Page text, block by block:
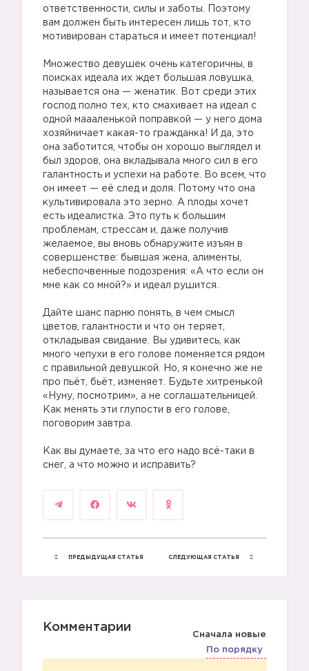
ответственности, силы и заботы. Поэтому
вам должен быть интересен лишь тот, кто
мотивирован стараться и имеет потенциал!
Множество девушек очень категоричны, в
поисках идеала их ждет большая ловушка,
называется она — женатик. Вот среди этих
господ полно тех, кто смахивает на идеал с
одной маааленькой поправкой — у него дома
хозяйничает какая-то гражданка! И да, это
она заботится, чтобы он хорошо выглядел и
был здоров, она вкладывала много сил в его
галантность и успехи на работе. Во всем, что
он имеет — её след и доля. Потому что она
культивировала это зерно. А плоды хочет
есть идеалистка. Это путь к большим
проблемам, стрессам и, даже получив
желаемое, вы вновь обнаружите изъян в
совершенстве: бывшая жена, алименты,
небеспочвенные подозрения: «А что если он
мне как со мной?» и идеал рушится.
Дайте шанс парню понять, в чем смысл
цветов, галантности и что он теряет,
откладывая свидание. Вы удивитесь, как
много чепухи в его голове поменяется рядом
с правильной девушкой. Но, я конечно же не
про пьёт, бьёт, изменяет. Будьте хитренькой
«Нуну, посмотрим», а не соглашательницей.
Как менять эти глупости в его голове,
поговорим завтра.
Как вы думаете, за что его надо всё-таки в
снег, а что можно и исправить?
ПРЕДЫДУЩАЯ СТАТЬЯ СЛЕДУЮЩАЯ СТАТЬЯ
Комментарии
Сначала новые
По порядку